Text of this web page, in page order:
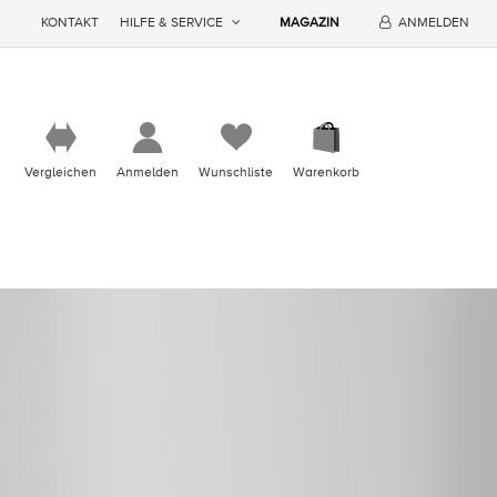
KONTAKT HILFE & SERVICE MAGAZIN ANMELDEN
Vergleichen Anmelden Wunschliste Warenkorb